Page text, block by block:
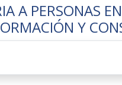
A PERSONAS
Y